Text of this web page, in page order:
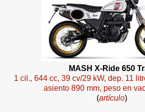
MASH X-Ride 650
1 cil., 644 cc, 39 cv/29 kW, dep. 11
asiento 890 mm, peso en
(artículo)